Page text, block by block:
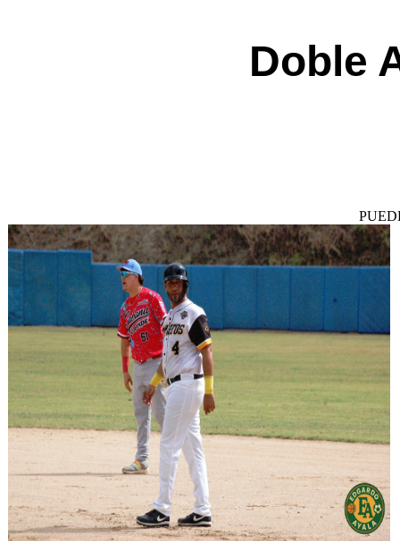
Doble